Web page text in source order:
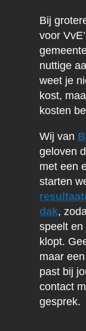
Bij
voor
nuttige
weet je
kost,
kosten
Wij van
geloven
met een
starten
dak,
speelt en
klopt.
maar
past bij
contact
gesprek.